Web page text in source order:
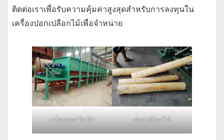
ติดต่อเราเพื่อรับความคุ้มค่าสูงสุดสำหรับการลงทุนใน
เครื่องปอกเปลือกไม้เพื่อจำหน่าย
เครื่องปอกบันทึก ปอกเปลือกไม้